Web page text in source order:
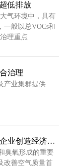
低排放
气环境中，具有
般以总VOCs和
理重点
治理
产业集群提供
VOCs治理及溶剂回收装置为企业创造经济效益
臭氧形成的重要
改善空气质量首